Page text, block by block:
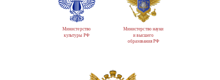
Министерство
культуры РФ
Министерство науки
и высшего
образования РФ